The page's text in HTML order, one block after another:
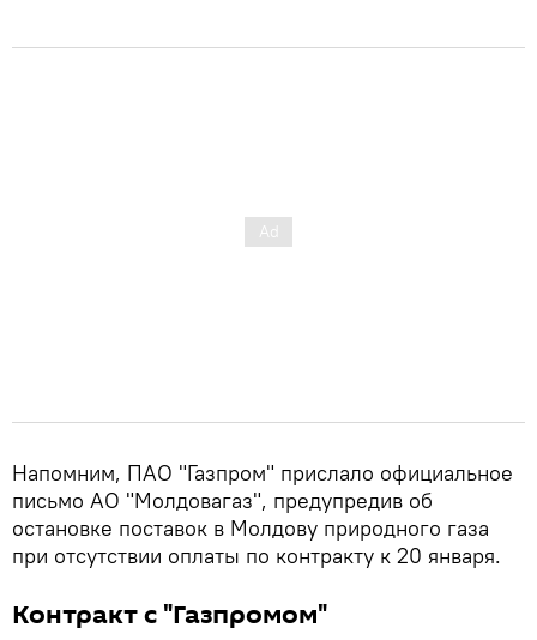
Напомним, ПАО "Газпром" прислало официальное
письмо АО "Молдовагаз", предупредив об
остановке поставок в Молдову природного газа
при отсутствии оплаты по контракту к 20 января.
Контракт с "Газпромом"